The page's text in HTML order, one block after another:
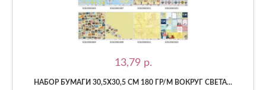
13,79 p.
НАБОР БУМАГИ 30,5Х30,5 СМ 180 ГР/М ВОКРУГ СВЕТА...